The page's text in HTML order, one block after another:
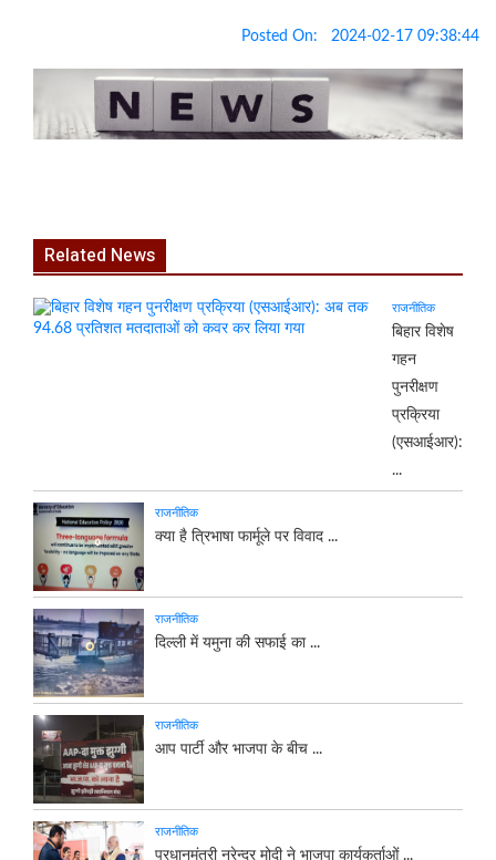
Posted On: 2024-02-17 09:38:44
Related News
राजनीतिक
बिहार विशेष
गहन
पुनरीक्षण
प्रक्रिया
(एसआईआर):
...
राजनीतिक
क्या है त्रिभाषा फार्मूले पर विवाद ...
राजनीतिक
दिल्ली में यमुना की सफाई का ...
राजनीतिक
आप पार्टी और भाजपा के बीच ...
राजनीतिक
प्रधानमंत्री नरेन्द्र मोदी ने भाजपा कार्यकर्ताओं ...